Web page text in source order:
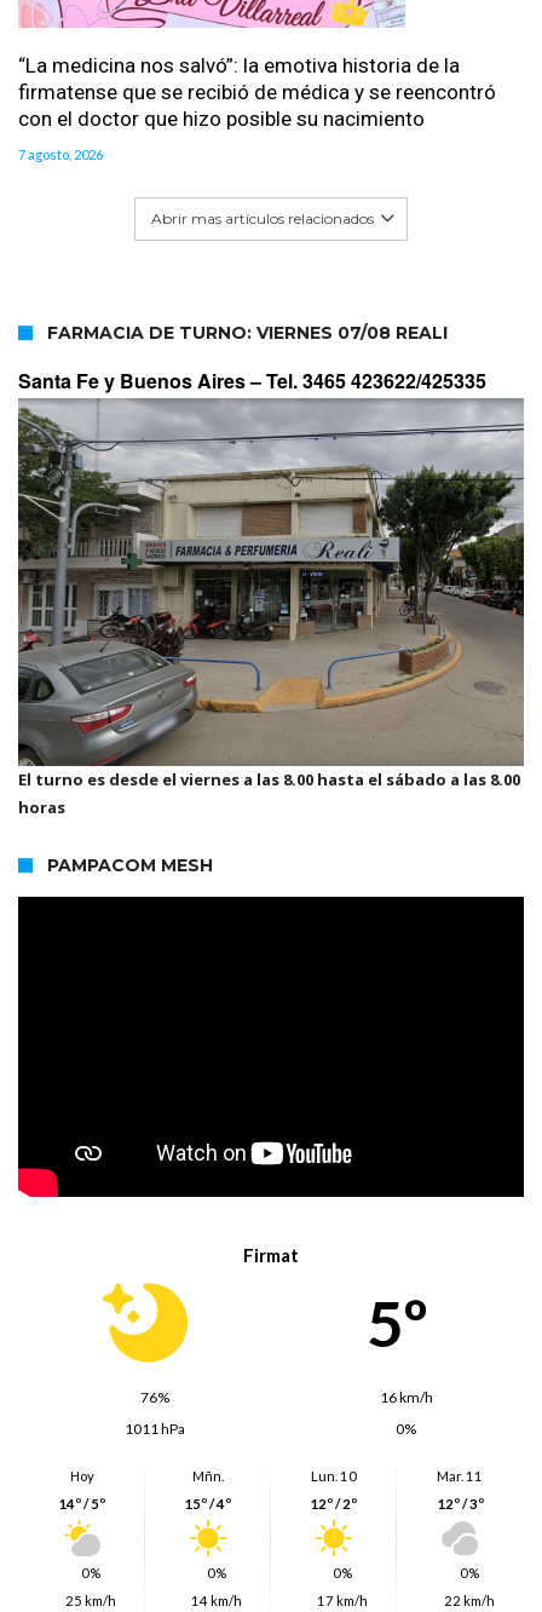
“La medicina nos salvó”: la emotiva historia de la
firmatense que se recibió de médica y se reencontró
con el doctor que hizo posible su nacimiento
7 agosto, 2026
Abrir mas artículos relacionados
FARMACIA DE TURNO: VIERNES 07/08 REALI
Santa Fe y Buenos Aires –Tel. 3465 423622/425335
El turno es desde el viernes a las 8.00 hasta el sábado a las 8.00
horas
PAMPACOM MESH
Firmat
5º
76%
16 km/h
1011 hPa
0%
Hoy
14º / 5º
0%
25 km/h
Mñn.
15º / 4º
0%
14 km/h
Lun. 10
12º / 2º
0%
17 km/h
Mar. 11
12º / 3º
0%
22 km/h